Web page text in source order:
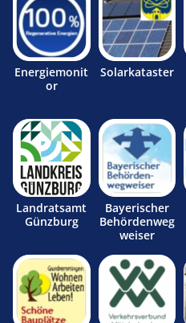
Energiemonit
or
Solarkataster
Landratsamt
Günzburg
Bayerischer
Behördenweg
weiser